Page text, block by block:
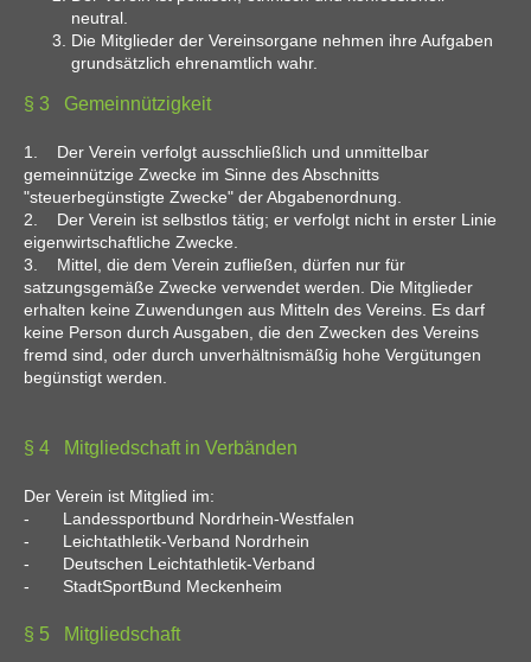
neutral.
Die Mitglieder der Vereinsorgane nehmen ihre Aufgaben
grundsätzlich ehrenamtlich wahr.
§ 3 Gemeinnützigkeit
1. Der Verein verfolgt ausschließlich und unmittelbar
gemeinnützige Zwecke im Sinne des Abschnitts
"steuerbegünstigte Zwecke" der Abgabenordnung.
2. Der Verein ist selbstlos tätig; er verfolgt nicht in erster Linie
eigenwirtschaftliche Zwecke.
3. Mittel, die dem Verein zufließen, dürfen nur für
satzungsgemäße Zwecke verwendet werden. Die Mitglieder
erhalten keine Zuwendungen aus Mitteln des Vereins. Es darf
keine Person durch Ausgaben, die den Zwecken des Vereins
fremd sind, oder durch unverhältnismäßig hohe Vergütungen
begünstigt werden.
§ 4 Mitgliedschaft in Verbänden
Der Verein ist Mitglied im:
- Landessportbund Nordrhein-Westfalen
- Leichtathletik-Verband Nordrhein
- Deutschen Leichtathletik-Verband
- StadtSportBund Meckenheim
§ 5 Mitgliedschaft